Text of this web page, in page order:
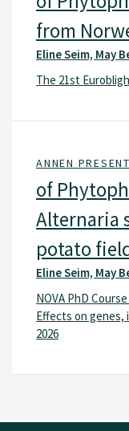
from
Eline Seim, May
The 21st
ANNEN
of
Alternaria
potato
Eline Seim, May
NOVA PhD
Effects on genes,
2026